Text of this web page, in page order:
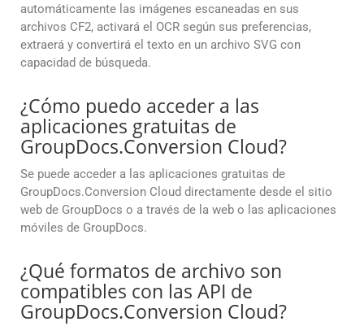
automáticamente las imágenes escaneadas en sus
archivos CF2, activará el OCR según sus preferencias,
extraerá y convertirá el texto en un archivo SVG con
capacidad de búsqueda.
¿Cómo puedo acceder a las
aplicaciones gratuitas de
GroupDocs.Conversion Cloud?
Se puede acceder a las aplicaciones gratuitas de
GroupDocs.Conversion Cloud directamente desde el sitio
web de GroupDocs o a través de la web o las aplicaciones
móviles de GroupDocs.
¿Qué formatos de archivo son
compatibles con las API de
GroupDocs.Conversion Cloud?